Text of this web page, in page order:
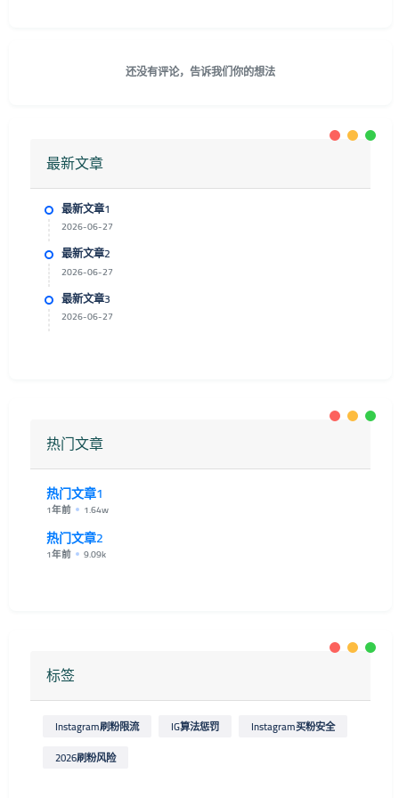
还没有评论，告诉我们你的想法
最新文章
最新文章1
2026-06-27
最新文章2
2026-06-27
最新文章3
2026-06-27
热门文章
热门文章1
1年前 1.64w
热门文章2
1年前 9.09k
标签
Instagram刷粉限流 IG算法惩罚
Instagram买粉安全
2026刷粉风险